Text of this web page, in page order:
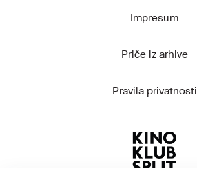
Impresum
Priče iz arhive
Pravila privatnosti